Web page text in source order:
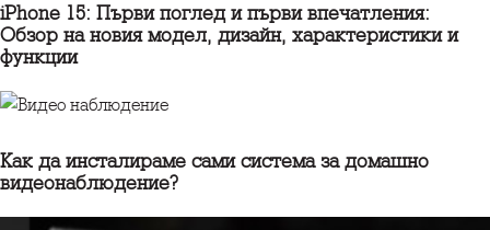
iPhone 15: Първи поглед и първи впечатления:
Обзор на новия модел, дизайн, характеристики и
функции
Как да инсталираме сами система за домашно
видеонаблюдение?